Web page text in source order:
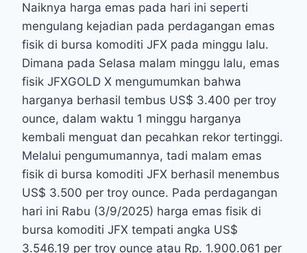
Naiknya harga emas pada hari ini seperti
mengulang kejadian pada perdagangan emas
fisik di bursa komoditi JFX pada minggu lalu.
Dimana pada Selasa malam minggu lalu, emas
fisik JFXGOLD X mengumumkan bahwa
harganya berhasil tembus US$ 3.400 per troy
ounce, dalam waktu 1 minggu harganya
kembali menguat dan pecahkan rekor tertinggi.
Melalui pengumumannya, tadi malam emas
fisik di bursa komoditi JFX berhasil menembus
US$ 3.500 per troy ounce. Pada perdagangan
hari ini Rabu (3/9/2025) harga emas fisik di
bursa komoditi JFX tempati angka US$
3.546.19 per troy ounce atau Rp. 1.900.061 per